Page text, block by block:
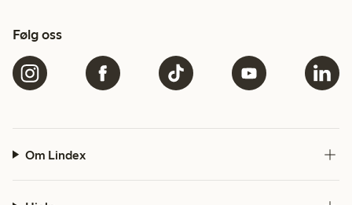
Følg oss
Om Lindex